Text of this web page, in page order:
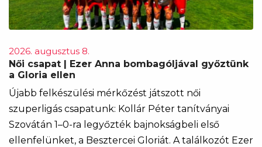
2026. augusztus 8.
Női csapat | Ezer Anna bombagóljával győztünk
a Gloria ellen
Újabb felkészülési mérkőzést játszott női
szuperligás csapatunk: Kollár Péter tanítványai
Szovátán 1–0-ra legyőzték bajnokságbeli első
ellenfelünket, a Besztercei Gloriát. A találkozót Ezer